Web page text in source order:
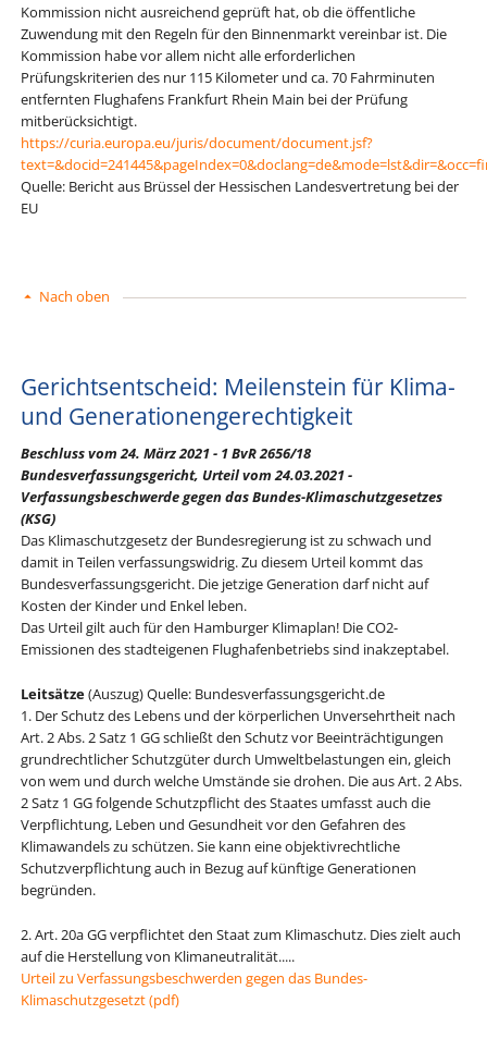
Kommission nicht ausreichend geprüft hat, ob die öffentliche
Zuwendung mit den Regeln für den Binnenmarkt vereinbar ist. Die
Kommission habe vor allem nicht alle erforderlichen
Prüfungskriterien des nur 115 Kilometer und ca. 70 Fahrminuten
entfernten Flughafens Frankfurt Rhein Main bei der Prüfung
mitberücksichtigt.
https://curia.europa.eu/juris/document/document.jsf?
Quelle: Bericht aus Brüssel der Hessischen Landesvertretung bei der
EU
Nach oben
Gerichtsentscheid: Meilenstein für Klima-
und Generationengerechtigkeit
Beschluss vom 24. März 2021 - 1 BvR 2656/18
Bundesverfassungsgericht, Urteil vom 24.03.2021 -
Verfassungsbeschwerde gegen das Bundes-Klimaschutzgesetzes
(KSG)
Das Klimaschutzgesetz der Bundesregierung ist zu schwach und
damit in Teilen verfassungswidrig. Zu diesem Urteil kommt das
Bundesverfassungsgericht. Die jetzige Generation darf nicht auf
Kosten der Kinder und Enkel leben.
Das Urteil gilt auch für den Hamburger Klimaplan! DieCO2-
Emissionen des stadteigenen Flughafenbetriebs sind inakzeptabel.
Leitsätze(Auszug) Quelle: Bundesverfassungsgericht.de
1. Der Schutz des Lebens und der körperlichen Unversehrtheit nach
Art. 2 Abs. 2 Satz 1 GG schließt den Schutz vor Beeinträchtigungen
grundrechtlicher Schutzgüter durch Umweltbelastungen ein, gleich
von wem und durch welche Umstände sie drohen. Die aus Art. 2 Abs.
2 Satz 1 GG folgende Schutzpflicht des Staates umfasst auch die
Verpflichtung, Leben und Gesundheit vor den Gefahren des
Klimawandels zu schützen. Sie kann eine objektivrechtliche
Schutzverpflichtung auch in Bezug auf künftige Generationen
begründen.
2. Art. 20a GG verpflichtet den Staat zum Klimaschutz. Dies zielt auch
auf die Herstellung von Klimaneutralität.....
Urteil zu Verfassungsbeschwerden gegen das Bundes-
Klimaschutzgesetzt (pdf)